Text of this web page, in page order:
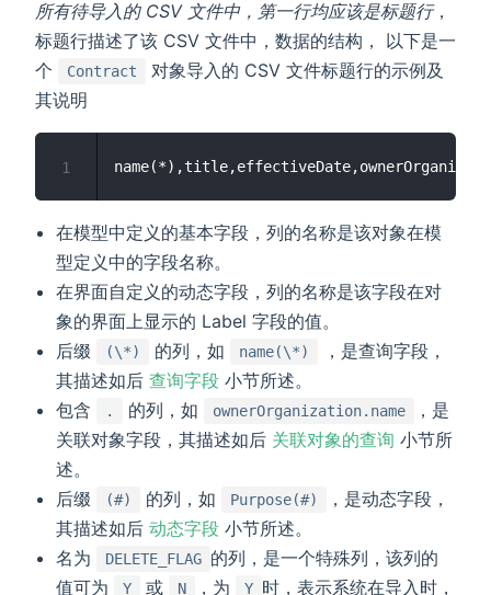
所有待导入的 CSV 文件中，第一行均应该是标题行，
标题行描述了该 CSV 文件中，数据的结构， 以下是一
个
Contract
对象导入的 CSV 文件标题行的示例及
其说明
1
在模型中定义的基本字段，列的名称是该对象在模
型定义中的字段名称。
在界面自定义的动态字段，列的名称是该字段在对
象的界面上显示的 Label 字段的值。
后缀
(\*) 的列，如 name(\*)
，是查询字段，
其描述如后查询字段 小节所述。
包含
. 的列，如 ownerOrganization.name
，是
关联对象字段，其描述如后 关联对象的查询 小节所
述。
后缀
(#) 的列，如 Purpose(#)
，是动态字段，
其描述如后动态字段 小节所述。
名为
DELETE_FLAG 的列，是一个特殊列，该列的
值可为
Y 或 N ，为 Y 时，表示系统在导入时，